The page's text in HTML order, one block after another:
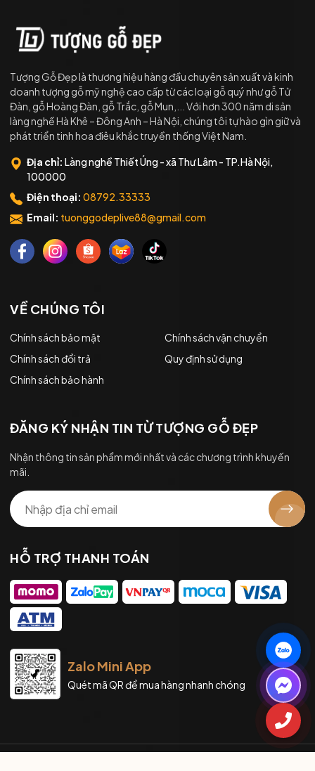
Tượng Gỗ Đẹp là thương hiệu hàng đầu chuyên sản xuất và kinh
doanh tượng gỗ mỹ nghệ cao cấp từ các loại gỗ quý như gỗ Tử
Đàn, gỗ Hoàng Đàn, gỗ Trắc, gỗ Mun,... Với hơn 300 năm di sản
làng nghề Hà Khê – Đông Anh – Hà Nội, chúng tôi tự hào gìn giữ và
phát triển tinh hoa điêu khắc truyền thống Việt Nam.
Địa chỉ: Làng nghề Thiết Úng - xã Thư Lâm - TP.Hà Nội,
100000
Điện thoại: 08792.33333
Email: tuonggodeplive88@gmail.com
VỀ CHÚNG TÔI
Chính sách bảo mật
Chính sách vận chuyển
Chính sách đổi trả
Quy định sử dụng
Chính sách bảo hành
ĐĂNG KÝ NHẬN TIN TỪ TƯỢNG GỖ ĐẸP
Nhận thông tin sản phẩm mới nhất và các chương trình khuyến
mãi.
HỖ TRỢ THANH TOÁN
Zalo Mini App
Quét mã QR để mua hàng nhanh chóng